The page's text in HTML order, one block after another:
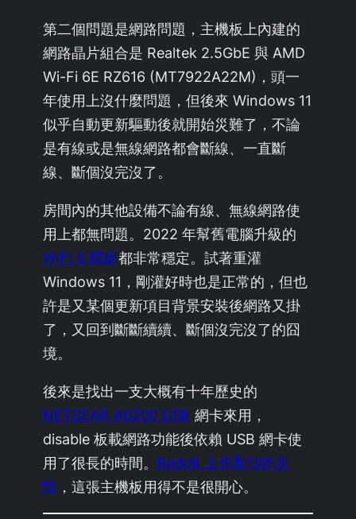
第二個問題是網路問題，主機板上內建的
網路晶片組合是 Realtek 2.5GbE 與 AMD
Wi-Fi 6E RZ616 (MT7922A22M)，頭一
年使用上沒什麼問題，但後來 Windows 11
似乎自動更新驅動後就開始災難了，不論
是有線或是無線網路都會斷線、一直斷
線、斷個沒完沒了。
房間內的其他設備不論有線、無線網路使
用上都無問題。2022 年幫舊電腦升級的
WIFI 6 模組都非常穩定。試著重灌
Windows 11，剛灌好時也是正常的，但也
許是又某個更新項目背景安裝後網路又掛
了，又回到斷斷續續、斷個沒完沒了的囧
境。
後來是找出一支大概有十年歷史的
NETGEAR A6200 USB 網卡來用，
disable 板載網路功能後依賴 USB 網卡使
用了很長的時間。 Reddit 上也類似的災
情 ，這張主機板用得不是很開心。